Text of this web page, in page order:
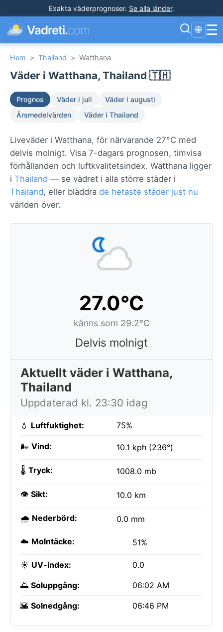
Exakta väderprognoser. Se alla länder.
Vadreti.com 🌐 ☰
Hem > Thailand > Watthana
Väder i Watthana, Thailand 🇹🇭
Prognos Väder i juli
Väder i augusti
Årsmedelvärden
Väder i Thailand
Liveväder i Watthana, för närvarande 27°C med
delvis molnigt. Visa 7-dagars prognosen, timvisa
förhållanden och luftkvalitetsindex. Watthana ligger
i Thailand — se vädret i alla större städer i
Thailand, eller bläddra de hetaste städer just nu
världen över.
27.0°C
känns som 29.2°C
Delvis molnigt
Aktuellt väder i Watthana,
Thailand
Uppdaterad kl. 23:30 idag
💧 Luftfuktighet: 75%
🌬️ Vind: 10.1 kph (236°)
🌡️ Tryck: 1008.0 mb
👁️ Sikt: 10.0 km
🌧️ Nederbörd: 0.0 mm
☁️ Molntäcke: 51%
☀️ UV-index: 0.0
🌅 Soluppgång: 06:02 AM
🌇 Solnedgång: 06:46 PM